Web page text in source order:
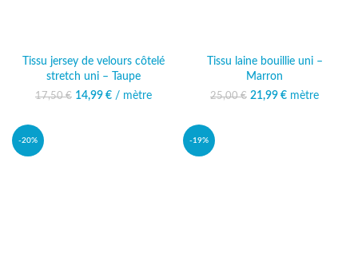
Tissu jersey de velours côtelé
stretch uni – Taupe
17,50€
Le prix initial était :
14,99 €
Le prix
/ mètre
Tissu laine bouillie uni –
Marron
25,00€ Le prix initial était :
21,99 €
Le prix
mètre
-20% -19%